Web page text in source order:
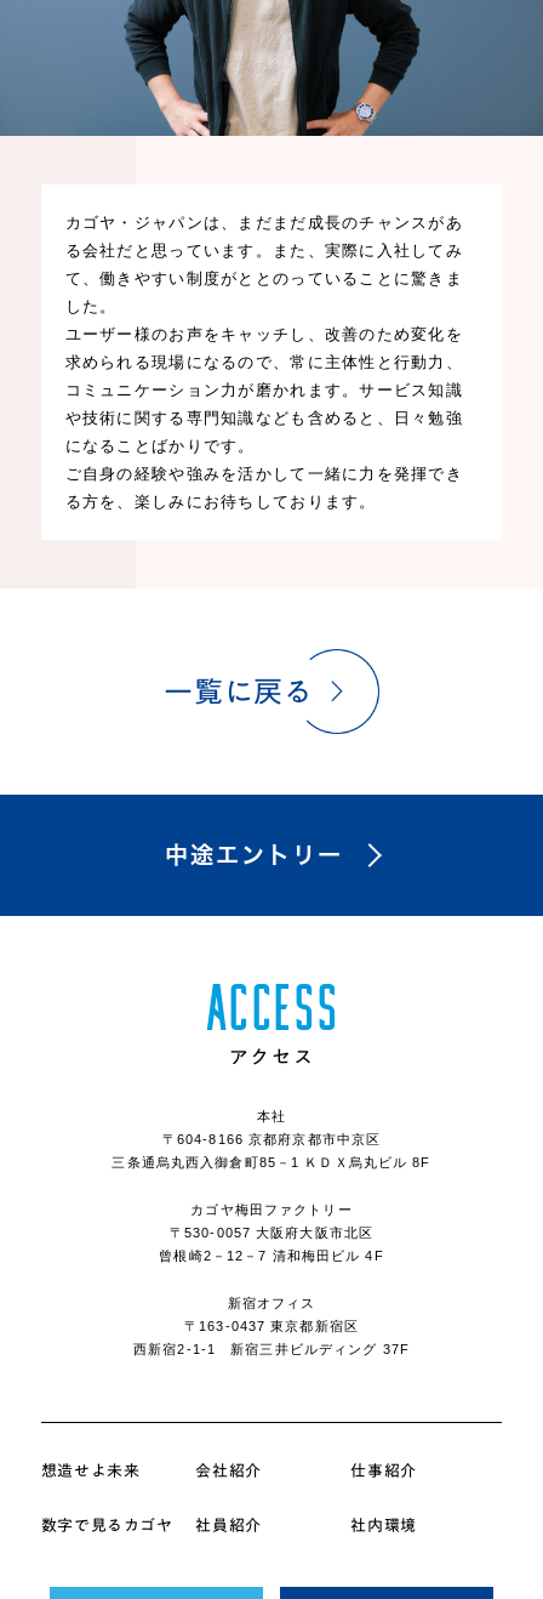
カゴヤ・ジャパンは、まだまだ成長のチャンスがあ
る会社だと思っています。また、実際に入社してみ
て、働きやすい制度がととのっていることに驚きま
した。
ユーザー様のお声をキャッチし、改善のため変化を
求められる現場になるので、常に主体性と行動力、
コミュニケーション力が磨かれます。サービス知識
や技術に関する専門知識なども含めると、日々勉強
になることばかりです。
ご自身の経験や強みを活かして一緒に力を発揮でき
る方を、楽しみにお待ちしております。
⼀覧に戻る
中途エントリー
ACCESS
ア ク セ ス
本社
〒604-8166 京都府京都市中京区
三条通烏丸西入御倉町85－1 ＫＤＸ烏丸ビル 8F
カゴヤ梅田ファクトリー
〒530-0057 大阪府大阪市北区
曾根崎2－12－7 清和梅田ビル 4F
新宿オフィス
〒163-0437 東京都新宿区
西新宿2-1-1 新宿三井ビルディング 37F
想造せよ未来 会社紹介 仕事紹介
数字で見るカゴヤ 社員紹介 社内環境